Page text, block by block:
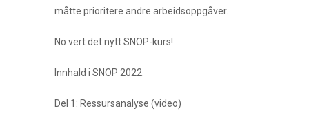
måtte prioritere andre arbeidsoppgåver.
No vert det nytt SNOP-kurs!
Innhald i SNOP 2022:
Del 1: Ressursanalyse (video)